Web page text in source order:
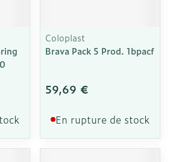
Coloplast
Brava Pack 5 Prod. 1bpacf
59,69 €
En rupture de stock